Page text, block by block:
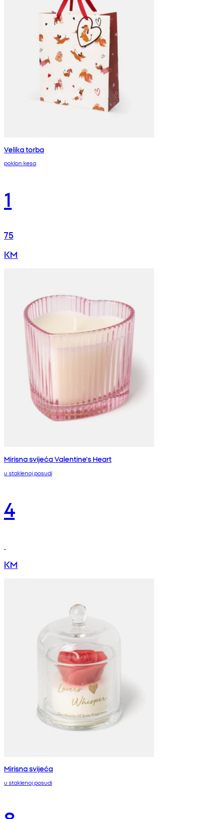
Velika torba
poklon kesa
1
75
KM
Mirisna svijeća Valentine's Heart
u staklenoj posudi
4
KM
Mirisna svijeća
u staklenoj posudi